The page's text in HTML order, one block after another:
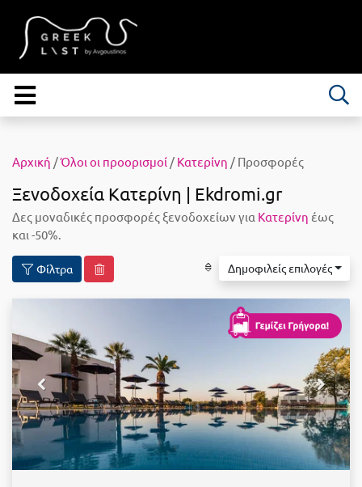
Αρχική /Όλοι οι προορισμοί / Κατερίνη / Προσφορές
Ξενοδοχεία Κατερίνη | Ekdromi.gr
Δες μοναδικές προσφορές ξενοδοχείων για Κατερίνη έως
και -50%.
Φίλτρα Δημοφιλείς επιλογές